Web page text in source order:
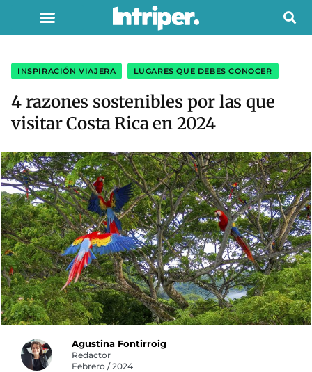
INSPIRACIÓN VIAJERA LUGARES QUE DEBES CONOCER
4 razones sostenibles por las que
visitar Costa Rica en 2024
Agustina Fontirroig
Redactor
Febrero / 2024